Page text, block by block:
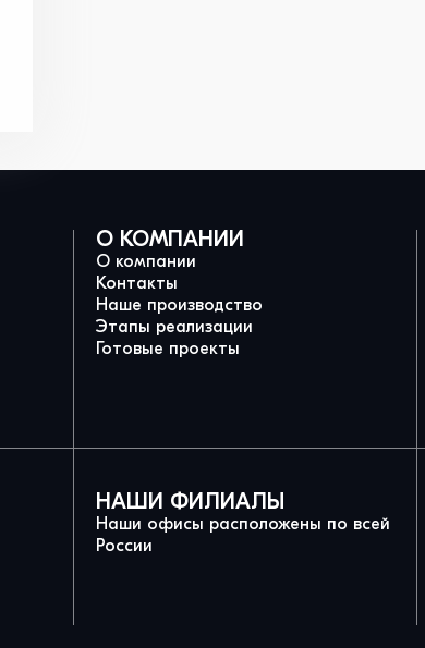
О КОМПАНИИ
О компании
Контакты
Наше производство
Этапы реализации
Готовые проекты
НАШИ ФИЛИАЛЫ
Наши офисы расположены по всей
России